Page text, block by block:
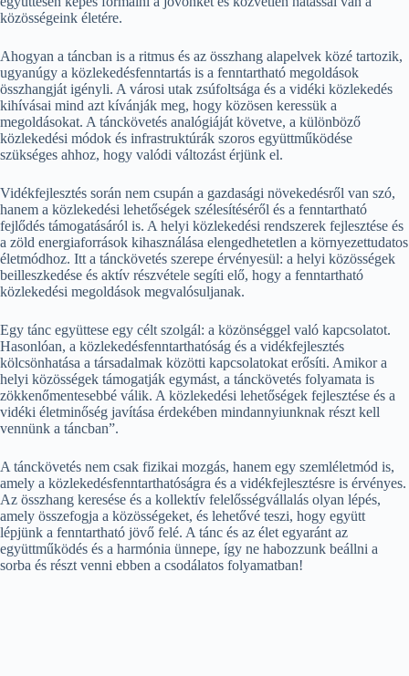
közösségeink életére.
Ahogyan a táncban is a ritmus és az összhang alapelvek közé tartozik,
ugyanúgy a közlekedésfenntartás is a fenntartható megoldások
összhangját igényli. A városi utak zsúfoltsága és a vidéki közlekedés
kihívásai mind azt kívánják meg, hogy közösen keressük a
megoldásokat. A tánckövetés analógiáját követve, a különböző
közlekedési módok és infrastruktúrák szoros együttműködése
szükséges ahhoz, hogy valódi változást érjünk el.
Vidékfejlesztés során nem csupán a gazdasági növekedésről van szó,
hanem a közlekedési lehetőségek szélesítéséről és a fenntartható
fejlődés támogatásáról is. A helyi közlekedési rendszerek fejlesztése és
a zöld energiaforrások kihasználása elengedhetetlen a környezettudatos
életmódhoz. Itt a tánckövetés szerepe érvényesül: a helyi közösségek
beilleszkedése és aktív részvétele segíti elő, hogy a fenntartható
közlekedési megoldások megvalósuljanak.
Egy tánc együttese egy célt szolgál: a közönséggel való kapcsolatot.
Hasonlóan, a közlekedésfenntarthatóság és a vidékfejlesztés
kölcsönhatása a társadalmak közötti kapcsolatokat erősíti. Amikor a
helyi közösségek támogatják egymást, a tánckövetés folyamata is
zökkenőmentesebbé válik. A közlekedési lehetőségek fejlesztése és a
vidéki életminőség javítása érdekében mindannyiunknak részt kell
vennünk a táncban”.
A tánckövetés nem csak fizikai mozgás, hanem egy szemléletmód is,
amely a közlekedésfenntarthatóságra és a vidékfejlesztésre is érvényes.
Az összhang keresése és a kollektív felelősségvállalás olyan lépés,
amely összefogja a közösségeket, és lehetővé teszi, hogy együtt
lépjünk a fenntartható jövő felé. A tánc és az élet egyaránt az
együttműködés és a harmónia ünnepe, így ne habozzunk beállni a
sorba és részt venni ebben a csodálatos folyamatban!